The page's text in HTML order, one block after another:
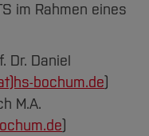
im Rahmen eines
Dr. Daniel
bochum.de)
M.A.
)